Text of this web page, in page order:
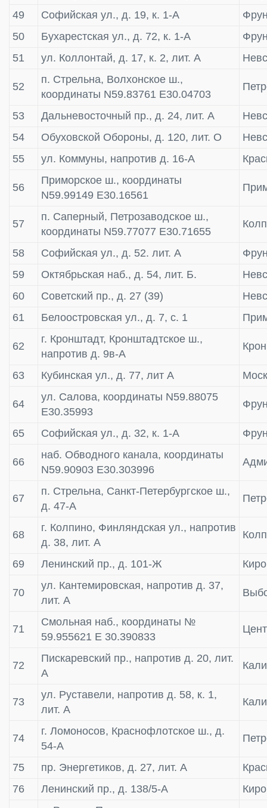
49
Софийская ул., д. 19, к. 1-А
50
Бухарестская ул., д. 72, к. 1-А
51
ул. Коллонтай, д. 17, к. 2, лит. А
52
п. Стрельна, Волхонское ш.,
координаты N59.83761 E30.04703
53 Дальневосточный пр., д. 24, лит. А
54
Обуховской Обороны, д. 120, лит. О
55
ул. Коммуны, напротив д. 16-А
56
Приморское ш., координаты
N59.99149 E30.16561
57
п. Саперный, Петрозаводское ш.,
координаты N59.77077 E30.71655
58 Софийская ул., д. 52. лит. А
59
Октябрьская наб., д. 54, лит. Б.
60
Советский пр., д. 27 (39)
61
Белоостровская ул., д. 7, с. 1
62
г. Кронштадт, Кронштадтское ш.,
напротив д. 9в-А
63 Кубинская ул., д. 77, лит А
64
ул. Салова, координаты N59.88075
E30.35993
65 Софийская ул., д. 32, к. 1-А
66
наб. Обводного канала, координаты
N59.90903 E30.303996
67
п. Стрельна, Санкт-Петербургское ш.,
д. 47-А
68
г. Колпино, Финляндская ул., напротив
д. 38, лит. А
69 Ленинский пр., д. 101-Ж
70
ул. Кантемировская, напротив д. 37,
лит. А
71
Смольная наб., координаты №
59.955621 Е 30.390833
72
Пискаревский пр., напротив д. 20, лит.
А
73
ул. Руставели, напротив д. 58, к. 1,
лит. А
74
г. Ломоносов, Краснофлотское ш., д.
54-А
75 пр. Энергетиков, д. 27, лит. А
76
Ленинский пр., д. 138/5-А